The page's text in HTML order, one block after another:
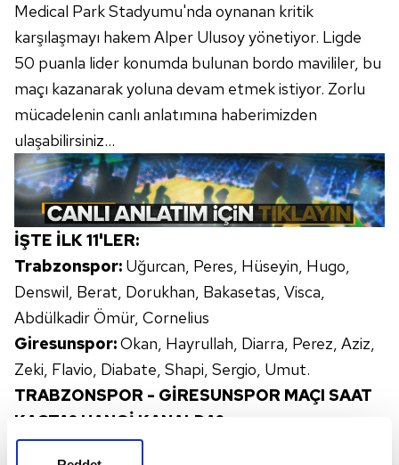
Medical Park Stadyumu'nda oynanan kritik
karşılaşmayı hakem Alper Ulusoy yönetiyor. Ligde
50 puanla lider konumda bulunan bordo mavililer, bu
maçı kazanarak yoluna devam etmek istiyor. Zorlu
mücadelenin canlı anlatımına haberimizden
ulaşabilirsiniz...
İŞTE İLK 11'LER:
Trabzonspor: Uğurcan, Peres, Hüseyin, Hugo,
Denswil, Berat, Dorukhan, Bakasetas, Visca,
Abdülkadir Ömür, Cornelius
Giresunspor:Okan, Hayrullah, Diarra, Perez, Aziz,
Zeki, Flavio, Diabate, Shapi, Sergio, Umut.
TRABZONSPOR - GİRESUNSPOR MAÇI SAAT
KAÇTA? HANGİ KANALDA?
Trabzonspor - Giresunspor maçı 19 Ocak Çarşamba